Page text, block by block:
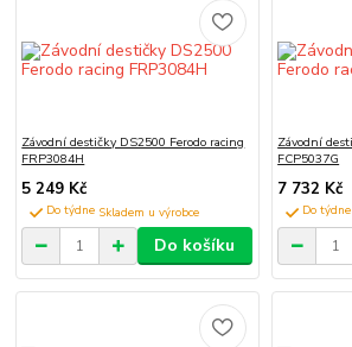
Závodní destičky DS2500 Ferodo racing
FRP3084H
5 249 Kč
Do týdne
Do košíku
Závodní
FCP5037G
7 732 Kč
Do týdne